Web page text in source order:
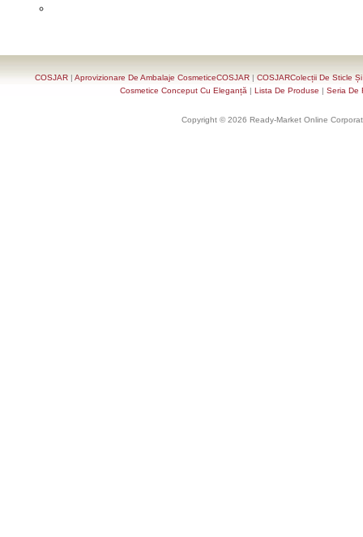
COSJAR | Aprovizionare De Ambalaje CosmeticeCOSJAR | COSJARColecții De Sticle
Cosmetice Conceput Cu Eleganță | Lista De Produse | Seria De
Copyright © 2026 Ready-Market Online